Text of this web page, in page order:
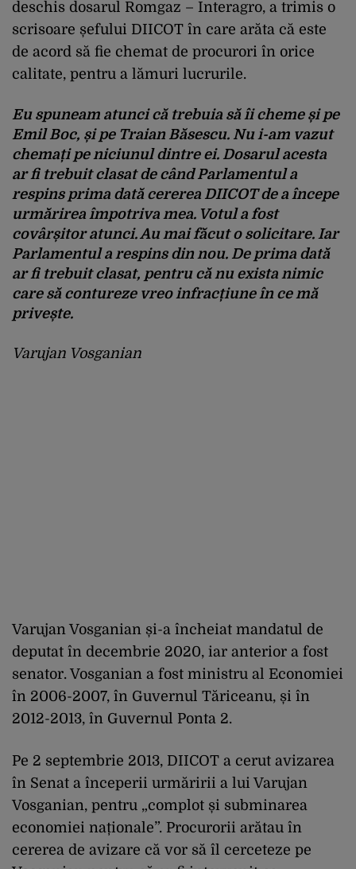
deschis dosarul Romgaz – Interagro, a trimis o
scrisoare șefului DIICOT în care arăta că este
de acord să fie chemat de procurori în orice
calitate, pentru a lămuri lucrurile.
Eu spuneam atunci că trebuia să îi cheme și pe
Emil Boc, și pe Traian Băsescu. Nu i-am vazut
chemați pe niciunul dintre ei. Dosarul acesta
ar fi trebuit clasat de când Parlamentul a
respins prima dată cererea DIICOT de a începe
urmărirea împotriva mea. Votul a fost
covârșitor atunci. Au mai făcut o solicitare. Iar
Parlamentul a respins din nou. De prima dată
ar fi trebuit clasat, pentru că nu exista nimic
care să contureze vreo infracțiune în ce mă
privește.
Varujan Vosganian
Varujan Vosganian și-a încheiat mandatul de
deputat în decembrie 2020, iar anterior a fost
senator. Vosganian a fost ministru al Economiei
în 2006-2007, în Guvernul Tăriceanu, și în
2012-2013, în Guvernul Ponta 2.
Pe 2 septembrie 2013, DIICOT a cerut avizarea
în Senat a începerii urmăririi a lui Varujan
Vosganian, pentru „complot și subminarea
economiei naționale”. Procurorii arătau în
cererea de avizare că vor să îl cerceteze pe